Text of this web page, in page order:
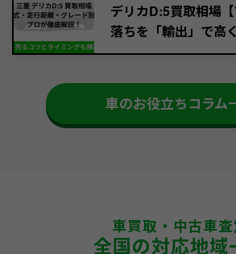
デリカD:5買取相場
落ちを「輸出」で高
車のお役立ちコラム
車買取・中古車査
全国の対応地域